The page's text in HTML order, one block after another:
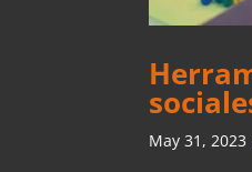
May 31, 2023